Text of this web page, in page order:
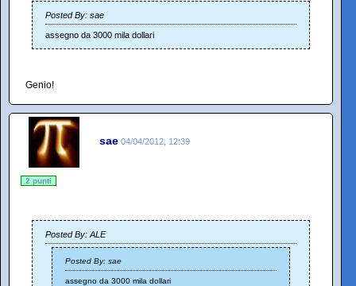
Posted By: sae
assegno da 3000 mila dollari
Genio!
sae 04/04/2012, 12:39
2 punti
Posted By: ALE
Posted By: sae
assegno da 3000 mila dollari